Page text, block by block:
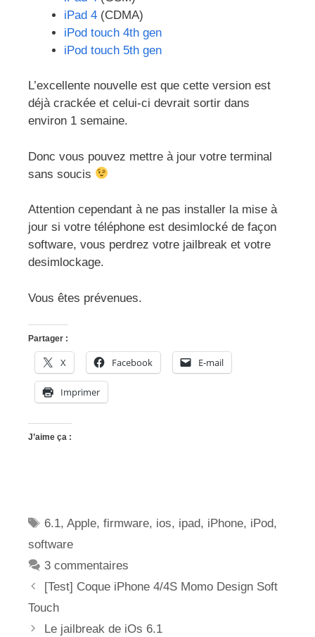
iPad 4 (CDMA)
iPod touch 4th gen
iPod touch 5th gen
L’excellente nouvelle est que cette version est
déjà crackée et celui-ci devrait sortir dans
environ 1 semaine.
Donc vous pouvez mettre à jour votre terminal
sans soucis
Attention cependant à ne pas installer la mise à
jour si votre téléphone est desimlocké de façon
software, vous perdrez votre jailbreak et votre
desimlockage.
Vous êtes prévenues.
Partager :
X Facebook E-mail
Imprimer
J’aime ça :
Étiquettes
6.1,Apple,firmware, ios, ipad, iPhone, iPod,
software
3 commentaires
[Test] Coque iPhone 4/4S Momo Design Soft
Touch
Le jailbreak de iOs 6.1